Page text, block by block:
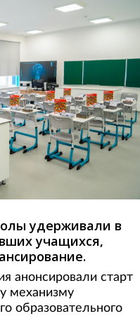
удерживали в
учащихся,
анонсировали старт
механизму
образовательного